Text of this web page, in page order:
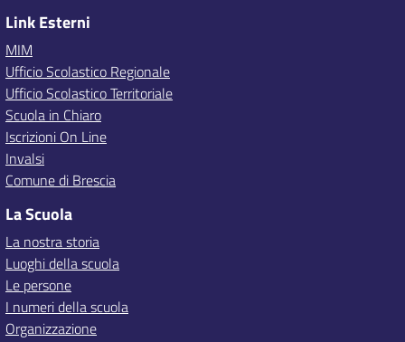
Link Esterni
MIM
Ufficio Scolastico Regionale
Ufficio Scolastico Territoriale
Scuola in Chiaro
Iscrizioni On Line
Invalsi
Comune di Brescia
La Scuola
La nostra storia
Luoghi della scuola
Le persone
I numeri della scuola
Organizzazione